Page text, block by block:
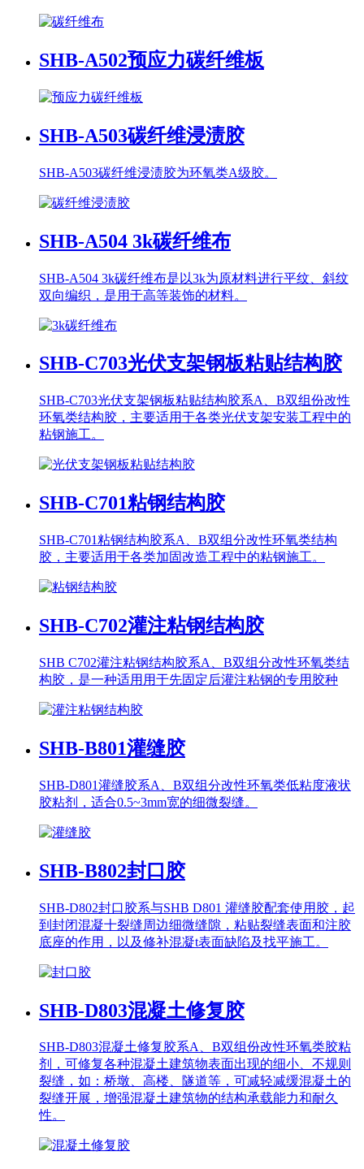
SHB-A502预应力碳纤维板
SHB-A503碳纤维浸渍胶
SHB-A503碳纤维浸渍胶为环氧类A级胶。
SHB-A504 3k碳纤维布
SHB-A504 3k碳纤维布是以3k为原材料进行平纹、斜纹
双向编织，是用于高等装饰的材料。
SHB-C703光伏支架钢板粘贴结构胶
SHB-C703光伏支架钢板粘贴结构胶系A、B双组份改性
环氧类结构胶，主要适用于各类光伏支架安装工程中的
粘钢施工。
SHB-C701粘钢结构胶
SHB-C701粘钢结构胶系A、B双组分改性环氧类结构
胶，主要适用于各类加固改造工程中的粘钢施工。
SHB-C702灌注粘钢结构胶
SHB C702灌注粘钢结构胶系A、B双组分改性环氧类结
构胶，是一种适用用于先固定后灌注粘钢的专用胶种
SHB-B801灌缝胶
SHB-D801灌缝胶系A、B双组分改性环氧类低粘度液状
胶粘剂，适合0.5~3mm宽的细微裂缝。
SHB-B802封口胶
SHB-D802封口胶系与SHB D801 灌缝胶配套使用胶，起
到封闭混凝十裂缝周边细微缝隙，粘贴裂缝表面和注胶
底座的作用，以及修补混凝t表面缺陷及找平施工。
SHB-D803混凝土修复胶
SHB-D803混凝土修复胶系A、B双组份改性环氧类胶粘
剂，可修复各种混凝土建筑物表面出现的细小、不规则
裂缝，如：桥墩、高楼、隧道等，可减轻减缓混凝土的
裂缝开展，增强混凝土建筑物的结构承载能力和耐久
性。